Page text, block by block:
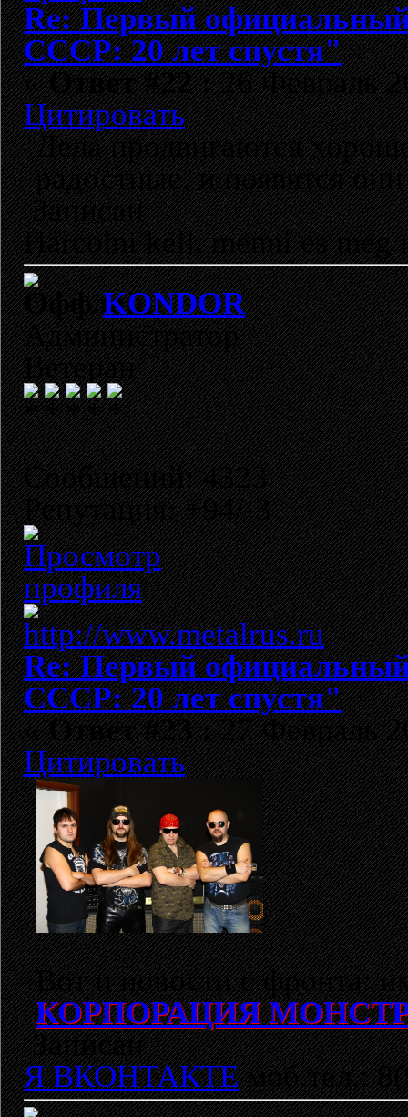
Re: Первый
СССР: 20 лет спустя"
«Ответ #22 :26 Февраль
Цитировать
Дела продвигаются
радостные, и появятся
Записан
Harcolni kell, menni es meg
KONDOR
Администратор
Ветеран
Сообщений: 4323
Репутация: +94/-3
Re: Первый
СССР: 20 лет спустя"
«Ответ #23 :27 Февраль
Цитировать
Вот и новости с фронта:
КОРПОРАЦИЯ
Записан
Я ВКОНТАКТЕмоб.тел.: